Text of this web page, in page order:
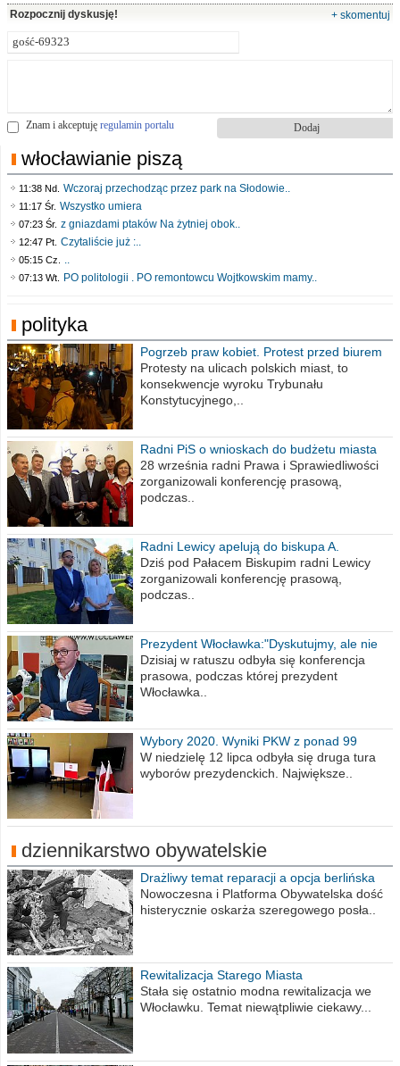
Rozpocznij dyskusję!
+ skomentuj
Znam i akceptuję regulamin portalu
włocławianie piszą
11:38 Nd. Wczoraj przechodząc przez park na Słodowie..
11:17 Śr. Wszystko umiera
07:23 Śr. z gniazdami ptaków Na żytniej obok..
12:47 Pt. Czytaliście już :..
05:15 Cz. ..
07:13 Wt. PO politologii . PO remontowcu Wojtkowskim mamy..
polityka
Pogrzeb praw kobiet. Protest przed biurem
poselskim PiS
Protesty na ulicach polskich miast, to
konsekwencje wyroku Trybunału
Konstytucyjnego,..
Radni PiS o wnioskach do budżetu miasta
na 2021 rok
28 września radni Prawa i Sprawiedliwości
zorganizowali konferencję prasową,
podczas..
Radni Lewicy apelują do biskupa A.
Wiesława Meringa
Dziś pod Pałacem Biskupim radni Lewicy
zorganizowali konferencję prasową,
podczas..
Prezydent Włocławka:"Dyskutujmy, ale nie
obrażajmy się”
Dzisiaj w ratuszu odbyła się konferencja
prasowa, podczas której prezydent
Włocławka..
Wybory 2020. Wyniki PKW z ponad 99
procent obwodów
W niedzielę 12 lipca odbyła się druga tura
wyborów prezydenckich. Największe..
dziennikarstwo obywatelskie
Drażliwy temat reparacji a opcja berlińska
Nowoczesna i Platforma Obywatelska dość
histerycznie oskarża szeregowego posła..
Rewitalizacja Starego Miasta
Stała się ostatnio modna rewitalizacja we
Włocławku. Temat niewątpliwie ciekawy...